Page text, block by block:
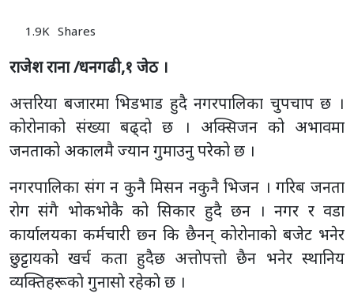
1.9K Shares
राजेश राना /धनगढी,१ जेठ ।
अत्तरिया बजारमा भिडभाड हुदै नगरपालिका चुपचाप छ ।
कोरोनाको संख्या बढ्दो छ । अक्सिजन को अभावमा
जनताको अकालमै ज्यान गुमाउनु परेको छ ।
नगरपालिका संग न कुनै मिसन नकुनै भिजन । गरिब जनता
रोग संगै भोकभोकै को सिकार हुदै छन । नगर र वडा
कार्यालयका कर्मचारी छ्न कि छैनन् कोरोनाको बजेट भनेर
छुट्टायको खर्च कता हुदैछ अत्ताेपत्ताे छैन भनेर स्थानिय
व्यक्तिहरूकाे गुनासाे रहेकाे छ ।